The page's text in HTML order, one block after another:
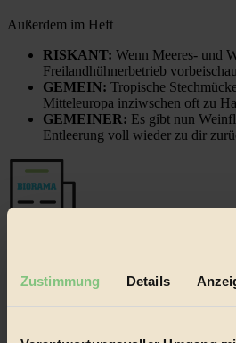
Zustimmung Details
Außerdem im Heft
RISKANT: Wenn Meeres- und
Freilandhühnerbetrieb
GEMEIN: Tropische
Mitteleuropa inziwschen oft zu
GEMEINER: Es gibt nun
Entleerung voll wieder zu dir
Gewinnspiele & Ausgaben
BIORAMA-Magazin per E-Mail.